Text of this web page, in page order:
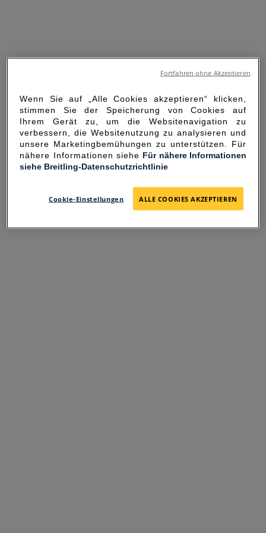
SORRY FOR THE
INCONVENIENCE
Wenn Sie auf „Alle Cookies akzeptieren“ klicken,
stimmen Sie der Speicherung von Cookies auf
Ihrem Gerät zu, um die Websitenavigation zu
verbessern, die Websitenutzung zu analysieren und
unsere Marketingbemühungen zu unterstützen. Für
nähere Informationen siehe Für nähere Informationen
siehe Breitling-Datenschutzrichtlinie
Cookie-Einstellungen ALLE COOKIES AKZEPTIEREN
Fortfahren ohne Akzeptieren